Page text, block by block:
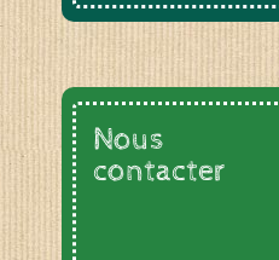
Nous
contacter